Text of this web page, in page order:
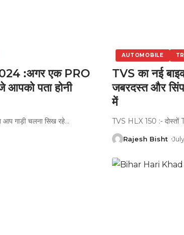
:अगर एक PRO
आपको पता होनी
गाड़ी चलना सिख रहे…
AUTOMOBILE
TVS का नई
जबरदस्त और
में
TVS HLX 150 :- दोस्तों
Rajesh Bisht